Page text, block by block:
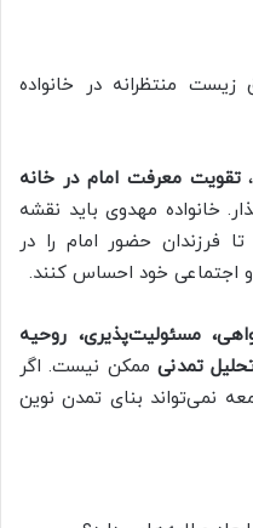
منتظرانه در خانواده
تقویت معرفت امام در خانه
خانواده مهدوی باید نقشه
فرزندان حضور امام را در
اجتماعی خود احساس کنند.
مسئولیت‌پذیری، روحیه
تمدنی ممکن نیست. اگر
نمی‌تواند بنای تمدن نوین